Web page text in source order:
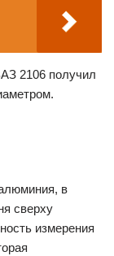
2106 получил
в
сверху
измерения